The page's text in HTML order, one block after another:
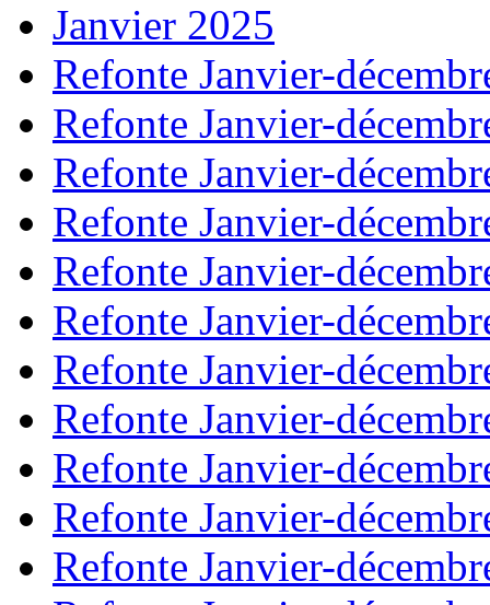
Janvier 2025
Refonte Janvier-
Refonte Janvier-
Refonte Janvier-
Refonte Janvier-
Refonte Janvier-
Refonte Janvier-
Refonte Janvier-
Refonte Janvier-
Refonte Janvier-
Refonte Janvier-
Refonte Janvier-